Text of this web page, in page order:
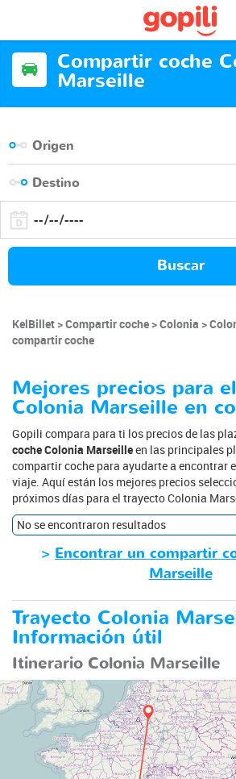
Compartir coche
Marseille
Buscar
KelBillet Compartir coche Colonia
compartir coche
Mejores precios para
Colonia Marseille en
Gopili compara para ti los precios de las
coche Colonia Marseilleen las principales
compartir coche para ayudarte a encontrar
viaje. Aquí están los mejores precios
próximos días para el trayecto Colonia
No se encontraron resultados
> Encontrar un compartir
Marseille
Trayecto Colonia
Información útil
Itinerario Colonia Marseille